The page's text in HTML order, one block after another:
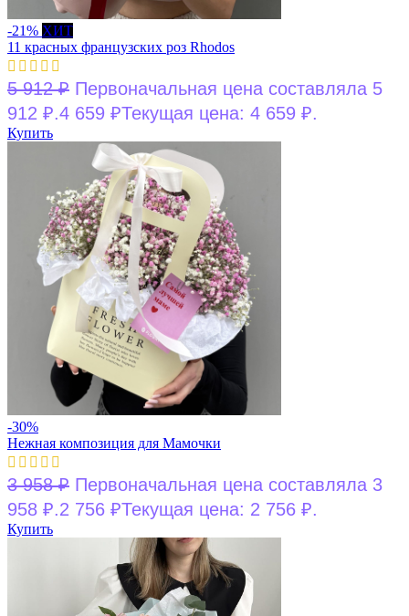
-21% ХИТ
11 красных французских роз Rhodos
5 912₽ Первоначальная цена составляла 5
912 ₽.4 659 ₽Текущая цена: 4 659 ₽.
Купить
-30%
Нежная композиция для Мамочки
3 958₽ Первоначальная цена составляла 3
958 ₽.2 756 ₽Текущая цена: 2 756 ₽.
Купить